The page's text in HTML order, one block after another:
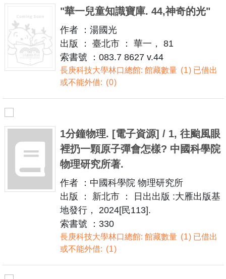
"華一兒童知識寶庫. 44,神奇的光"
作者 ：湯國光
出版 ： 臺北市 ： 華一， 81
索書號 ：083.7 8627 v.44
長庚科技大學林口總館: 館藏數量 1 已借出
或不能外借:
0
1分鐘物理. [電子資源] / 1, 往颱風眼
裡扔一顆原子彈會怎樣? 中國科學院
物理研究所著.
作者 ：中國科學院 物理研究所
出版 ： 新北市 ： 日出出版 :大雁出版基
地發行， 2024[民113].
索書號 ：330
長庚科技大學林口總館: 館藏數量 1 已借出
或不能外借:
1